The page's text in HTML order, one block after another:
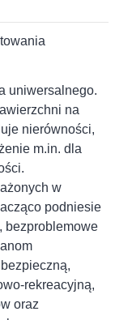
uniwersalnego.
na
nierówności,
m.in. dla
w
podniesie
bezproblemowe
rekreacyjną,
oraz